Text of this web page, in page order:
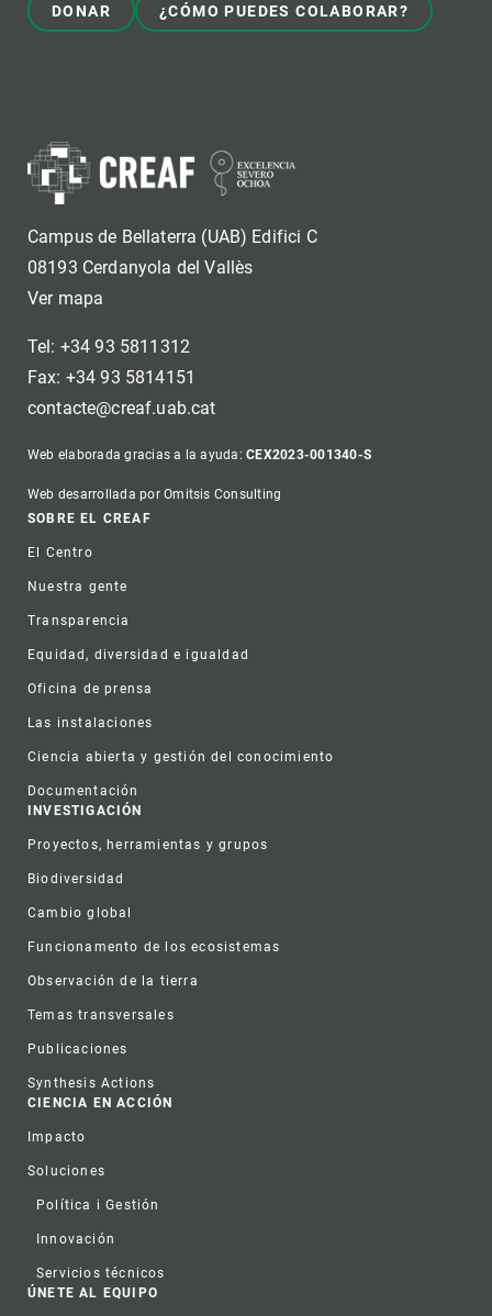
DONAR ¿CÓMO PUEDES COLABORAR?
Campus de Bellaterra (UAB) Edifici C
08193 Cerdanyola del Vallès
Ver mapa
Tel: +34 93 5811312
Fax: +34 93 5814151
contacte@creaf.uab.cat
Web elaborada gracias a la ayuda:CEX2023-001340-S
Web desarrollada por Omitsis Consulting
Footer
SOBRE EL CREAF
El Centro
Nuestra gente
Transparencia
Equidad, diversidad e igualdad
Oficina de prensa
Las instalaciones
Ciencia abierta y gestión del conocimiento
Documentación
INVESTIGACIÓN
Proyectos, herramientas y grupos
Biodiversidad
Cambio global
Funcionamento de los ecosistemas
Observación de la tierra
Temas transversales
Publicaciones
Synthesis Actions
CIENCIA EN ACCIÓN
Impacto
Soluciones
Política i Gestión
Innovación
Servicios técnicos
ÚNETE AL EQUIPO